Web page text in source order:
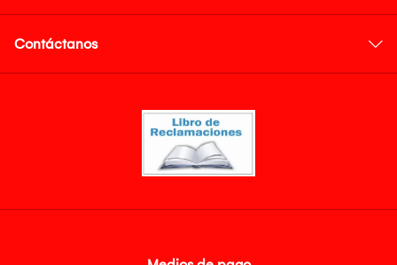
Contáctanos